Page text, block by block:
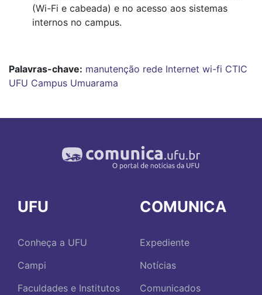
(Wi-Fi e cabeada) e no acesso aos sistemas
internos no campus.
Palavras-chave: manutenção rede Internet wi-fi CTIC
UFU Campus Umuarama
UFU
Conheça a UFU
Campi
Faculdades e Institutos
COMUNICA
Expediente
Notícias
Comunicados